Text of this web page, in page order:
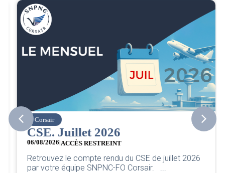
Corsair
CSE. Juillet 2026
06/08/2026|ACCÈS RESTREINT
Retrouvez le compte rendu du CSE de juillet 2026
par votre équipe SNPNC-FO Corsair. ...